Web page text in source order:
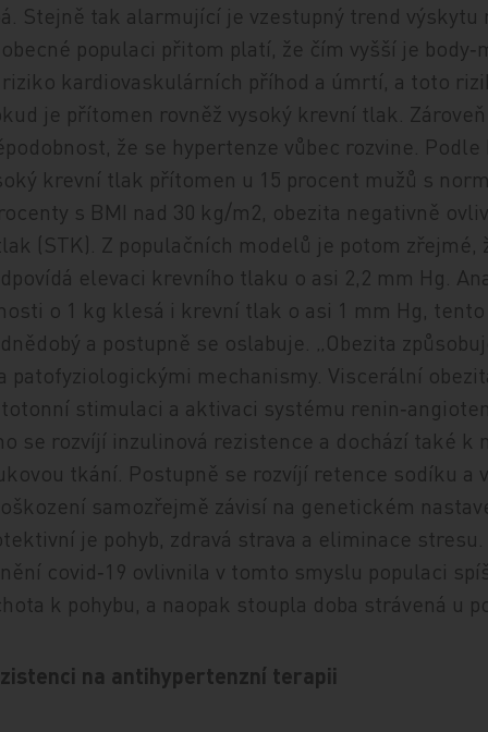
Stejně tak alarmující je vzestupný trend výskytu
populaci přitom platí, že čím vyšší je
kardiovaskulárních příhod a úmrtí, a toto
je přítomen rovněž vysoký krevní tlak.
že se hypertenze vůbec rozvine.
krevní tlak přítomen u 15 procent mužů s
s BMI nad 30 kg/m2, obezita negativně
(STK). Z populačních modelů je potom zřejmé,
elevaci krevního tlaku o asi 2,2 mm Hg.
o 1 kg klesá i krevní tlak o asi 1 mm Hg,
a postupně se oslabuje. „Obezita
mechanismy. Viscerální
stimulaci a aktivaci systému
se rozvíjí inzulinová rezistence a dochází také k
tkání. Postupně se rozvíjí retence sodíku a
samozřejmě závisí na genetickém
je pohyb, zdravá strava a eliminace stresu.
covid‑19 ovlivnila v tomto smyslu populaci
k pohybu, a naopak stoupla doba strávená u
na antihypertenzní terapii